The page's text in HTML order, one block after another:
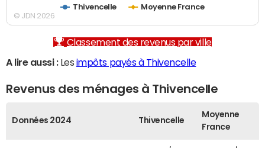
Thivencelle Moyenne France
© JDN 2026
Classement des revenus par ville
A lire aussi :Les impôts payés à Thivencelle
Revenus des ménages à Thivencelle
Données 2024 Thivencelle
Moyenne
France